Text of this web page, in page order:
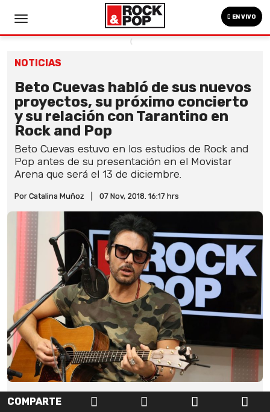
EN VIVO
NOTICIAS
Beto Cuevas habló de sus nuevos
proyectos, su próximo concierto
y su relación con Tarantino en
Rock and Pop
Beto Cuevas estuvo en los estudios de Rock and
Pop antes de su presentación en el Movistar
Arena que será el 13 de diciembre.
Por Catalina Muñoz 07 Nov, 2018. 16:17 hrs
COMPARTE